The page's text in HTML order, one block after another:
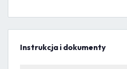
Instrukcja i dokumenty